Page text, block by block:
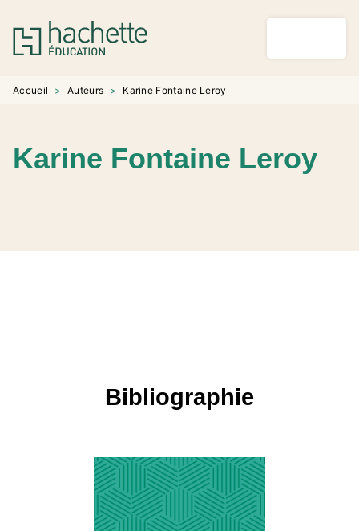
MENU RECHERCHE
PIED DE PAGE
Accueil > Auteurs > Karine Fontaine Leroy
Karine Fontaine Leroy
Bibliographie